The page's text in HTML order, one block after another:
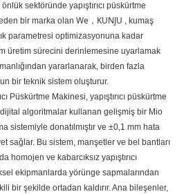
sektöründe yapıştırıcı püskürtme
bir marka olan We，KUNJU , kumaş
parametresi optimizasyonuna kadar
üretim sürecini derinlemesine uyarlamak
yararlanarak, birden fazla
bir teknik sistem oluşturur.
Püskürtme Makinesi, yapıştırıcı püskürtme
algoritmalar kullanan gelişmiş bir Mio
sistemiyle donatılmıştır ve ±0,1 mm hata
sağlar. Bu sistem, manşetler ve bel bantları
homojen ve kabarcıksız yapıştırıcı
ekipmanlarda yörünge sapmalarından
bir şekilde ortadan kaldırır. Ana bileşenler,